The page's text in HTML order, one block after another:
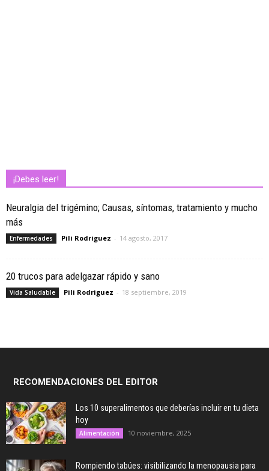
¡Debes leer!
Neuralgia del trigémino; Causas, síntomas, tratamiento y mucho
más
Enfermedades Pili Rodriguez - 14 agosto, 2017
20 trucos para adelgazar rápido y sano
Vida Saludable Pili Rodriguez - 18 septiembre, 2019
RECOMENDACIONES DEL EDITOR
Los 10 superalimentos que deberías incluir en tu dieta
hoy
Alimentación 10 noviembre, 2025
Rompiendo tabúes: visibilizando la menopausia para